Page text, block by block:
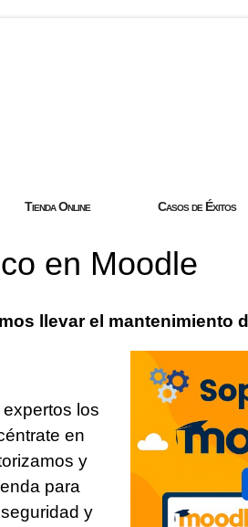
Tienda Online Casos de Éxitos
en Moodle
llevar el mantenimiento
los
en
y
para
y